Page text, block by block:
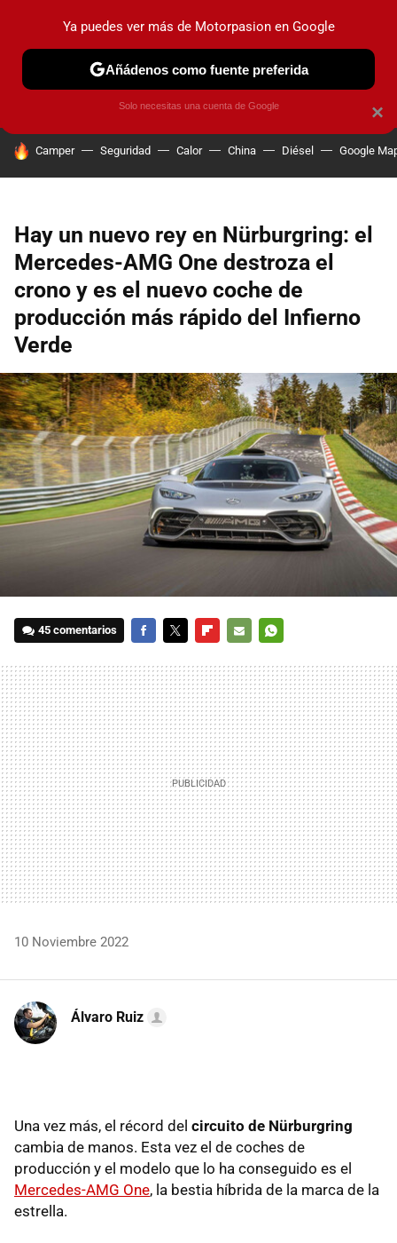
PRUEBAS COCHES ELÉCTRICOS OBSERVATORIO
HOY SE HABLA DE
Camper Seguridad Calor China Diésel Google
Hay un nuevo rey en Nürburgring: el
Mercedes-AMG One destroza el
crono y es el nuevo coche de
producción más rápido del Infierno
Verde
45 comentarios
MAIL
10 Noviembre 2022
Álvaro Ruiz
Una vez más, el récord del circuito de Nürburgring
cambia de manos. Esta vez el de coches de
producción y el modelo que lo ha conseguido es el
Mercedes-AMG One, la bestia híbrida de la marca de la
estrella.
×
Ya puedes ver más de Motorpasion en Google
Añádenos como fuente preferida
Solo necesitas una cuenta de Google